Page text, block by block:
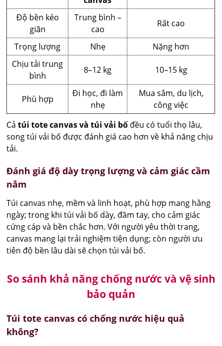
Độ bền kéo
giãn
Trung bình –
cao
Rất cao
Trọng lượng Nhẹ
Nặng hơn
Chịu tải trung
bình
8–12 kg 10–15 kg
Phù hợp
Đi học, đi làm
nhẹ
Mua sắm, du lịch,
công việc
Cảtúi tote canvas và túi vải bố đều có tuổi thọ lâu,
song túi vải bố được đánh giá cao hơn về khả năng chịu
tải.
Đánh giá độ dày trọng lượng và cảm giác cầm
nắm
Túi canvas nhẹ, mềm và linh hoạt, phù hợp mang hằng
ngày; trong khi túi vải bố dày, đầm tay, cho cảm giác
cứng cáp và bền chắc hơn. Với người yêu thời trang,
canvas mang lại trải nghiệm tiện dụng; còn người ưu
tiên độ bền lâu dài sẽ chọn túi vải bố.
So sánh khả năng chống nước và vệ sinh
bảo quản
Túi tote canvas có chống nước hiệu quả
không?